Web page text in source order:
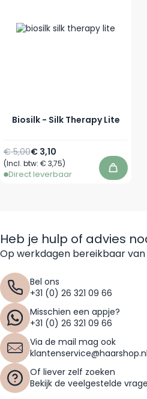
Biosilk - Silk Therapy Lite
Vanaf
€ 3,10
Normale prijs
€ 5,00
(Incl. btw: € 3,75)
Direct leverbaar In
Heb je hulp of advies
Op werkdagen bereikbaar van
Bel ons
+31 (0) 26 321 09 66
Misschien een appje?
+31 (0) 26 321 09 66
Via de mail mag ook
klantenservice@haarshop.nl
Of liever zelf zoeken
Bekijk de veelgestelde